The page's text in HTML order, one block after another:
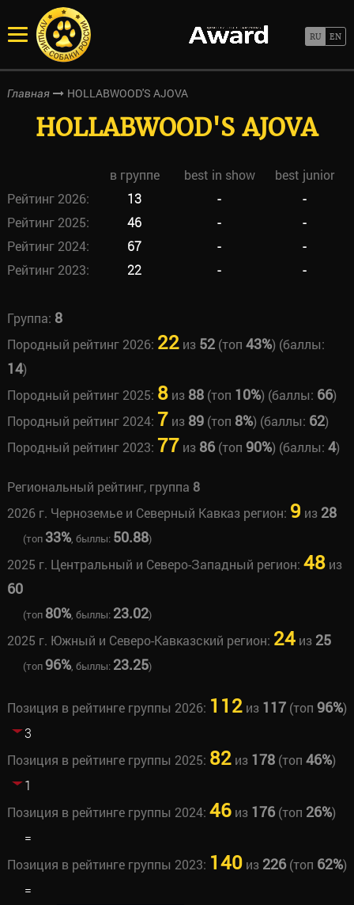
Главная HOLLABWOOD'S AJOVA
HOLLABWOOD'S AJOVA
в группе best in show
best junior
Рейтинг 2026:
13 -
-
Рейтинг 2025:
46 -
-
Рейтинг 2024:
67 -
-
Рейтинг 2023:
22 - -
Группа: 8
Породный рейтинг 2026: 22из 52(топ 43%) (баллы:
14)
Породный рейтинг 2025: 8из 88(топ 10%) (баллы: 66)
Породный рейтинг 2024: 7 из 89(топ 8%) (баллы: 62)
Породный рейтинг 2023: 77 из 86(топ 90%) (баллы: 4)
Региональный рейтинг, группа 8
2026 г. Черноземье и Северный Кавказ регион: 9 из 28
(топ 33%, быллы: 50.88)
2025 г. Центральный и Северо-Западный регион: 48из
60
(топ 80%, быллы: 23.02)
2025 г. Южный и Северо-Кавказский регион: 24из 25
(топ96%, быллы: 23.25)
Позиция в рейтинге группы 2026: 112из 117(топ 96%)
3
Позиция в рейтинге группы 2025: 82из 178(топ 46%)
1
Позиция в рейтинге группы 2024: 46из 176(топ 26%)
=
Позиция в рейтинге группы 2023: 140из 226(топ 62%)
=